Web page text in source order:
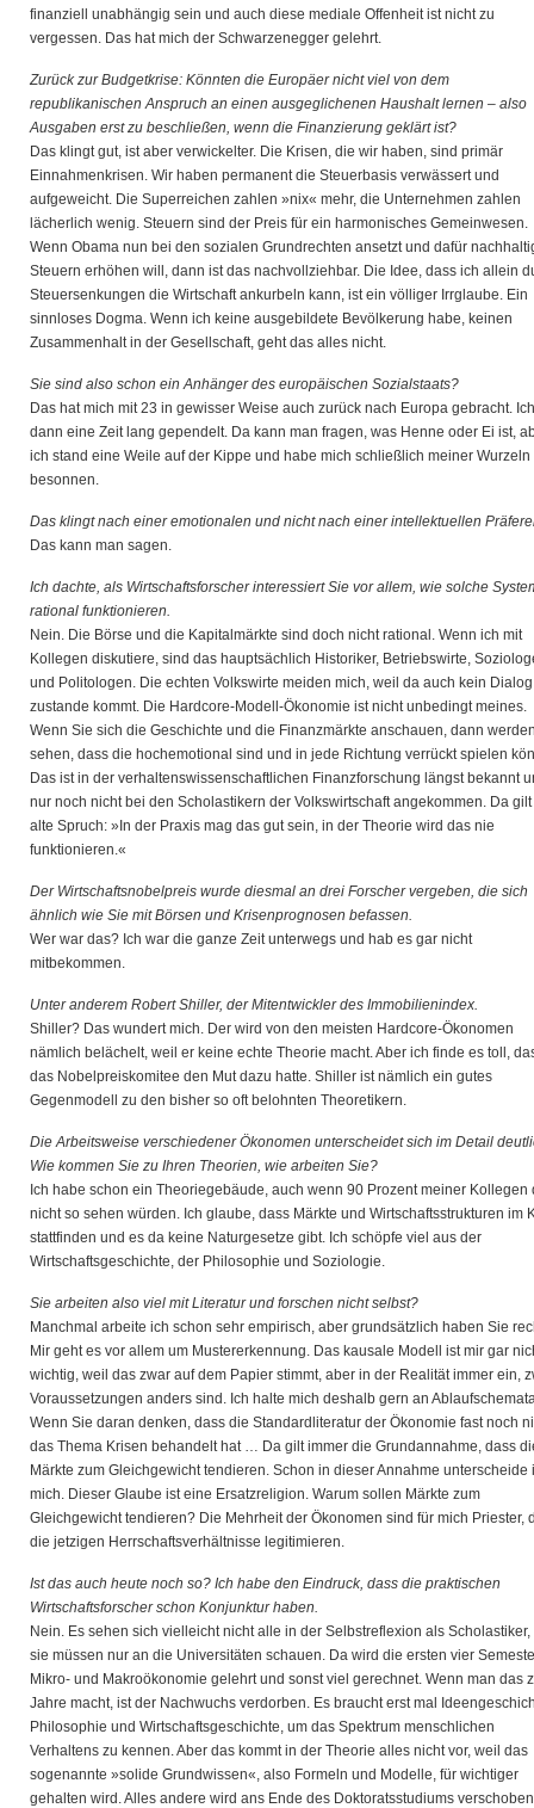
finanziell unabhängig sein und auch diese mediale Offenheit ist nicht zu
vergessen. Das hat mich der Schwarzenegger gelehrt.
Zurück zur Budgetkrise: Könnten die Europäer nicht viel von dem
republikanischen Anspruch an einen ausgeglichenen Haushalt lernen – also
Ausgaben erst zu beschließen, wenn die Finanzierung geklärt ist?
Das klingt gut, ist aber verwickelter. Die Krisen, die wir haben, sind primär
Einnahmenkrisen. Wir haben permanent die Steuerbasis verwässert und
aufgeweicht. Die Superreichen zahlen »nix« mehr, die Unternehmen zahlen
lächerlich wenig. Steuern sind der Preis für ein harmonisches Gemeinwesen.
Wenn Obama nun bei den sozialen Grundrechten ansetzt und dafür
Steuern erhöhen will, dann ist das nachvollziehbar. Die Idee, dass ich allein
Steuersenkungen die Wirtschaft ankurbeln kann, ist ein völliger Irrglaube. Ein
sinnloses Dogma. Wenn ich keine ausgebildete Bevölkerung habe, keinen
Zusammenhalt in der Gesellschaft, geht das alles nicht.
Sie sind also schon ein Anhänger des europäischen Sozialstaats?
Das hat mich mit 23 in gewisser Weise auch zurück nach Europa gebracht.
dann eine Zeit lang gependelt. Da kann man fragen, was Henne oder Ei ist,
ich stand eine Weile auf der Kippe und habe mich schließlich meiner Wurzeln
besonnen.
Das klingt nach einer emotionalen und nicht nach einer intellektuellen
Das kann man sagen.
Ich dachte, als Wirtschaftsforscher interessiert Sie vor allem, wie solche
rational funktionieren.
Nein. Die Börse und die Kapitalmärkte sind doch nicht rational. Wenn ich mit
Kollegen diskutiere, sind das hauptsächlich Historiker, Betriebswirte,
und Politologen. Die echten Volkswirte meiden mich, weil da auch kein Dialog
zustande kommt. Die Hardcore-Modell-Ökonomie ist nicht unbedingt meines.
Wenn Sie sich die Geschichte und die Finanzmärkte anschauen, dann
sehen, dass die hochemotional sind und in jede Richtung verrückt spielen
Das ist in der verhaltenswissenschaftlichen Finanzforschung längst bekannt
nur noch nicht bei den Scholastikern der Volkswirtschaft angekommen. Da
alte Spruch: »In der Praxis mag das gut sein, in der Theorie wird das nie
funktionieren.«
Der Wirtschaftsnobelpreis wurde diesmal an drei Forscher vergeben, die sich
ähnlich wie Sie mit Börsen und Krisenprognosen befassen.
Wer war das? Ich war die ganze Zeit unterwegs und hab es gar nicht
mitbekommen.
Unter anderem Robert Shiller, der Mitentwickler des Immobilienindex.
Shiller? Das wundert mich. Der wird von den meisten Hardcore-Ökonomen
nämlich belächelt, weil er keine echte Theorie macht. Aber ich finde es toll,
das Nobelpreiskomitee den Mut dazu hatte. Shiller ist nämlich ein gutes
Gegenmodell zu den bisher so oft belohnten Theoretikern.
Die Arbeitsweise verschiedener Ökonomen unterscheidet sich im Detail
Wie kommen Sie zu Ihren Theorien, wie arbeiten Sie?
Ich habe schon ein Theoriegebäude, auch wenn 90 Prozent meiner Kollegen
nicht so sehen würden. Ich glaube, dass Märkte und Wirtschaftsstrukturen im
stattfinden und es da keine Naturgesetze gibt. Ich schöpfe viel aus der
Wirtschaftsgeschichte, der Philosophie und Soziologie.
Sie arbeiten also viel mit Literatur und forschen nicht selbst?
Manchmal arbeite ich schon sehr empirisch, aber grundsätzlich haben Sie
Mir geht es vor allem um Mustererkennung. Das kausale Modell ist mir gar
wichtig, weil das zwar auf dem Papier stimmt, aber in der Realität immer ein,
Voraussetzungen anders sind. Ich halte mich deshalb gern an
Wenn Sie daran denken, dass die Standardliteratur der Ökonomie fast noch
das Thema Krisen behandelt hat … Da gilt immer die Grundannahme, dass
Märkte zum Gleichgewicht tendieren. Schon in dieser Annahme unterscheide
mich. Dieser Glaube ist eine Ersatzreligion. Warum sollen Märkte zum
Gleichgewicht tendieren? Die Mehrheit der Ökonomen sind für mich Priester,
die jetzigen Herrschaftsverhältnisse legitimieren.
Ist das auch heute noch so? Ich habe den Eindruck, dass die praktischen
Wirtschaftsforscher schon Konjunktur haben.
Nein. Es sehen sich vielleicht nicht alle in der Selbstreflexion als Scholastiker,
sie müssen nur an die Universitäten schauen. Da wird die ersten vier
Mikro- und Makroökonomie gelehrt und sonst viel gerechnet. Wenn man das
Jahre macht, ist der Nachwuchs verdorben. Es braucht erst mal
Philosophie und Wirtschaftsgeschichte, um das Spektrum menschlichen
Verhaltens zu kennen. Aber das kommt in der Theorie alles nicht vor, weil das
sogenannte »solide Grundwissen«, also Formeln und Modelle, für wichtiger
gehalten wird. Alles andere wird ans Ende des Doktoratsstudiums